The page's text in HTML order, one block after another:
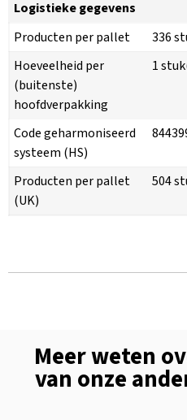
Logistieke gegevens
Producten per pallet
336
Hoeveelheid per
(buitenste)
hoofdverpakking
1
Code geharmoniseerd
systeem (HS)
Producten per pallet
(UK)
504
Meer weten
van onze